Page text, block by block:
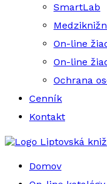
SmartLab
On-line
On-line
Ochrana
Cenník
Kontakt
Liptovská
Domov